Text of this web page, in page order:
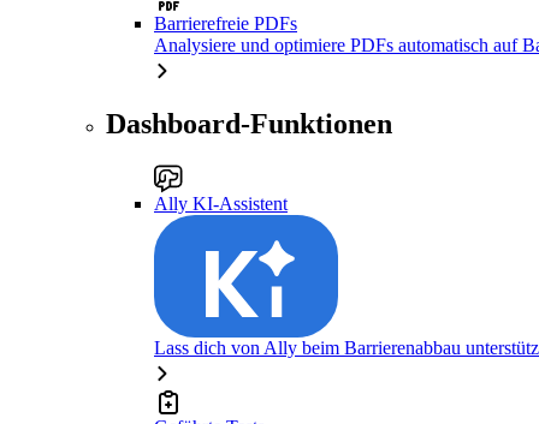
Barrierefreie PDFs
Analysiere und optimiere PDFs automatisch auf
Dashboard-Funktionen
Ally KI-Assistent
Lass dich von Ally beim Barrierenabbau